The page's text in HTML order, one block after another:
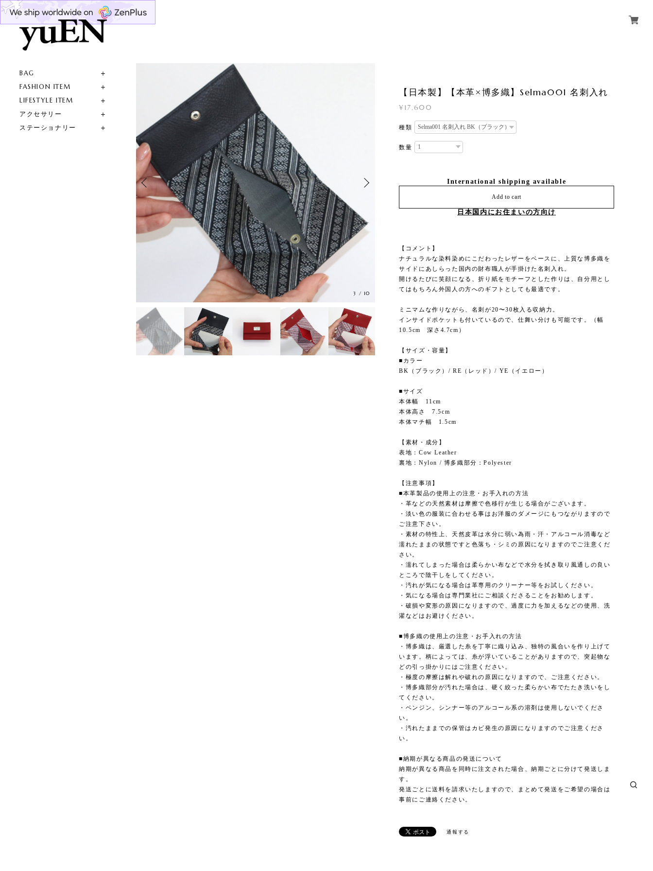
BAG
FASHION ITEM
LIFESTYLE ITEM
アクセサリー
ステーショナリー
3 / 10
【日本製】【本革×博多織】Selma001 名刺入れ
¥17,600
種類
数量
International shipping available
Add to cart
日本国内にお住まいの方向け
【コメント】
ナチュラルな染料染めにこだわったレザーをベースに、上質な博多織を
サイドにあしらった国内の財布職人が手掛けた名刺入れ。
開けるたびに笑顔になる、折り紙をモチーフとした作りは、自分用とし
てはもちろん外国人の方へのギフトとしても最適です。
ミニマムな作りながら、名刺が20〜30枚入る収納力。
インサイドポケットも付いているので、仕舞い分けも可能です。（幅
10.5cm 深さ4.7cm）
【サイズ・容量】
■カラー
BK（ブラック）/ RE（レッド）/ YE（イエロー）
■サイズ
本体幅 11cm
本体高さ 7.5cm
本体マチ幅 1.5cm
【素材・成分】
表地：Cow Leather
裏地：Nylon / 博多織部分：Polyester
【注意事項】
■本革製品の使用上の注意・お手入れの方法
・革などの天然素材は摩擦で色移行が生じる場合がございます。
・淡い色の服装に合わせる事はお洋服のダメージにもつながりますので
ご注意下さい。
・素材の特性上、天然皮革は水分に弱い為雨・汗・アルコール消毒など
濡れたままの状態ですと色落ち・シミの原因になりますのでご注意くだ
さい。
・濡れてしまった場合は柔らかい布などで水分を拭き取り風通しの良い
ところで陰干しをしてください。
・汚れが気になる場合は革専用のクリーナー等をお試しください。
・気になる場合は専門業社にご相談くださることをお勧めします。
・破損や変形の原因になりますので、過度に力を加えるなどの使用、洗
濯などはお避けください。
■博多織の使用上の注意・お手入れの方法
・博多織は、厳選した糸を丁寧に織り込み、独特の風合いを作り上げて
います。柄によっては、糸が浮いていることがありますので、突起物な
どの引っ掛かりにはご注意ください。
・極度の摩擦は解れや破れの原因になりますので、ご注意ください。
・博多織部分が汚れた場合は、硬く絞った柔らかい布でたたき洗いをし
てください。
・ベンジン、シンナー等のアルコール系の溶剤は使用しないでくださ
い。
・汚れたままでの保管はカビ発生の原因になりますのでご注意くださ
い。
■納期が異なる商品の発送について
納期が異なる商品を同時に注文された場合、納期ごとに分けて発送しま
す。
発送ごとに送料を請求いたしますので、まとめて発送をご希望の場合は
事前にご連絡ください。
通報する